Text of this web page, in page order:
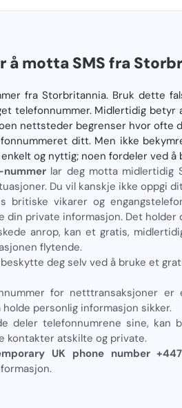
motta SMS fra
fra Storbritannia. Bruk dette
telefonnummer. Midlertidig
nettsteder begrenser hvor
ditt. Men ikke
og nyttig; noen fordeler ved
lar deg motta midlertidig
Du vil kanskje ikke oppgi
britiske vikarer og
din private informasjon. Det
anrop, kan et gratis,
flytende.
deg selv ved å bruke et
for netttransaksjoner
personlig informasjon sikker.
deler telefonnumrene sine, kan
kontakter atskilte og private.
UK phone number